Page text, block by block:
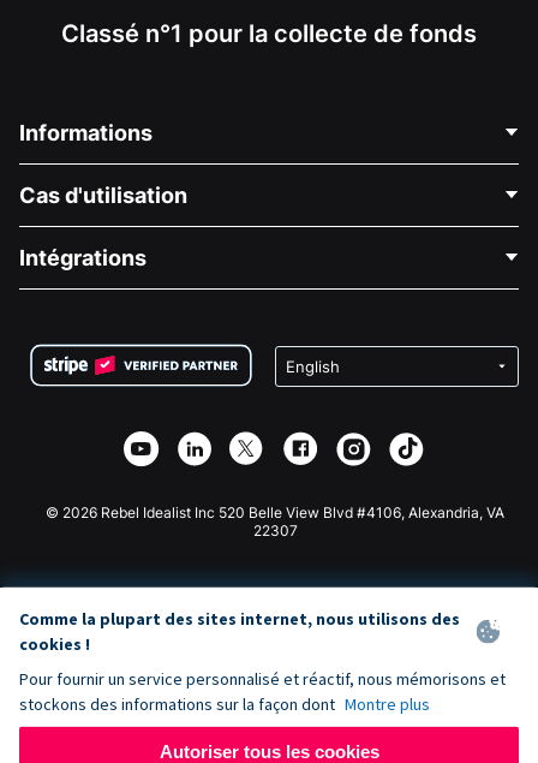
Classé n°1 pour la collecte de fonds
Informations
À propos de nous
Carrières
Confidentialité
Partenariat d'affiliation
Bibliothèque
Cas d'utilisation
Collecte de fonds médicale
Collecte de fonds caritative
Intégrations
Plugin de don Wix
Application de don Webflow
Don Joomla
© 2026 Rebel Idealist Inc 520 Belle View Blvd #4106, Alexandria, VA
22307
Comme la plupart des sites internet, nous utilisons des
cookies !
Pour fournir un service personnalisé et réactif, nous mémorisons et
stockons des informations sur la façon dont Montre plus
Autoriser tous les cookies